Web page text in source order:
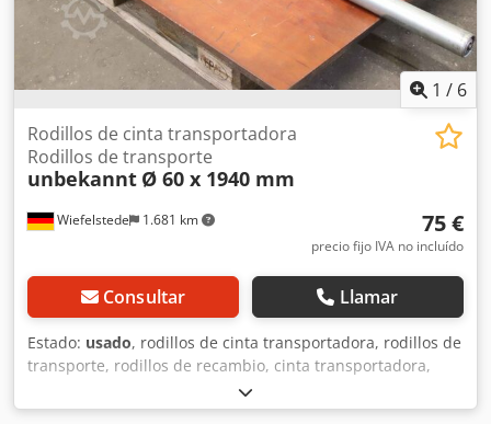
1 / 6
Wiefelstede 1.681 km
Rodillos de cinta transportadora
Rodillos de transporte
unbekannt Ø 60 x 1940 mm
75 €
precio fijo IVA no incluído
Consultar Llamar
Estado: usado, rodillos de cinta transportadora, rodillos de
transporte, rodillos de recambio, cinta transportadora,
transportador de rodillos, rodillos locos -Rodillos de cinta
transportadora: Rodillos transportadores diámetro 60 mm